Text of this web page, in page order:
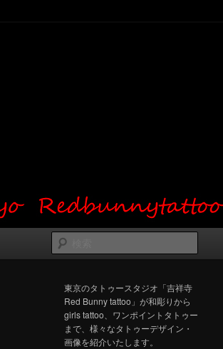
索
東京のタトゥースタジオ「吉祥寺
Red Bunny tattoo」が和彫りから
girls tattoo、ワンポイントタトゥー
まで、様々なタトゥーデザイン・
画像を紹介いたします。